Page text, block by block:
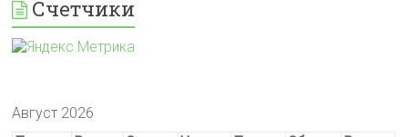
Счетчики
Август 2026